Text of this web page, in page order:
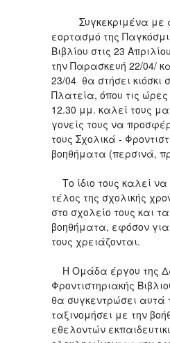
Συγκεκριμένα με
εορτασμό της
Βιβλίου στις 23
την Παρασκευή 22/04/
23/04 θα στήσει κιόσκι
Πλατεία, όπου τις
12.30 μμ. καλεί τους
γονείς τους να
τους Σχολικά -
βοηθήματα (περσινά,
Το ίδιο τους καλεί
τέλος της σχολικής
στο σχολείο τους και
βοηθήματα, εφόσον
τους χρειάζονται.
Η Ομάδα έργου της
Φροντιστηριακής
θα συγκεντρώσει αυτά
ταξινομήσει με την
εθελοντών